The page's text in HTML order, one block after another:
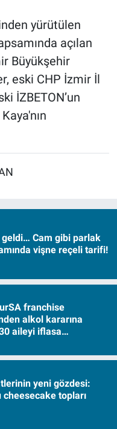
yürütülen
açılan
Büyükşehir
eski CHP İzmir İl
İZBETON’un
geldi… Cam gibi parlak
vişne reçeli tarifi!
franchise
alkol kararına
aileyi iflasa
yeni gözdesi:
cheesecake topları